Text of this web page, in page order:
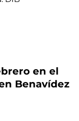
en el
Benavídez